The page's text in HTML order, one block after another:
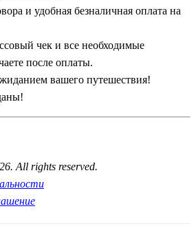
и удобная безналичная оплата на
чек и все необходимые
после оплаты.
вашего путешествия!
All rights reserved.